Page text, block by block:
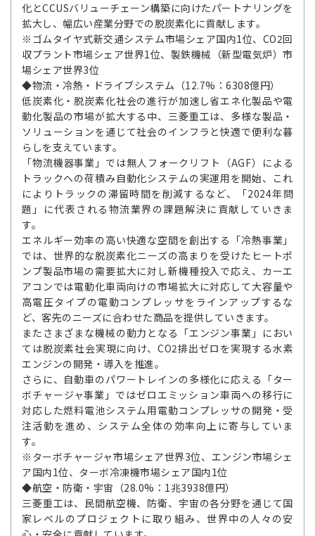
化とCCUSバリューチェーン構築に向けたパートナリングを
拡大し、幅広い産業分野での脱炭素化に貢献します。
※ゴムタイヤ式新交通システム市場シェア国内1位、CO2回
収プラント市場シェア世界1位、製鉄機械（新型電気炉）市
場シェア世界3位
◆物流・冷熱・ドライブシステム（12.7%：6308億円）
低炭素化・脱炭素化社会の進行が加速し省エネ化製品や電
動化製品の市場が拡大する中、三菱重工は、多様な製品・
ソリューションを通じて社会のインフラと快適で便利な暮
らしを支えています。
「物流機器事業」では無人フォークリフト（AGF）による
トラックへの荷積み自動化システムの実運用を開始、これ
によりトラックの滞留時間を削減するなど、「2024年問
題」に代表される物流業界の課題解決に貢献していきま
す。
エネルギー効率の高い快適な空間を創出する「冷熱事業」
では、世界的な脱炭素化ニーズの高まりを受けたヒートポ
ンプ製品市場の需要拡大に対し新機種投入で応え、カーエ
アコンでは電動化車両向けの市場拡大に対応して大容量や
高電圧タイプの電動コンプレッサをラインアップするな
ど、客先のニーズに合わせた商品を提供していきます。
またさまざまな機械の動力となる「エンジン事業」におい
ては脱炭素社会実現に向け、CO2排出ゼロを実現する水素
エンジンの開発・導入を推進。
さらに、自動車のパワートレインの多様化に応える「ター
ボチャージャ事業」ではゼロエミッション車両への移行に
対応した燃料電池システム用電動コンプレッサの開発・受
注活動を進め、システム全体の効率向上に寄与していま
す。
※ターボチャージャ市場シェア世界3位、エンジン市場シェ
ア国内1位、ターボ冷凍機市場シェア国内1位
◆航空・防衛・宇宙（28.0%：1兆3938億円）
三菱重工は、民間航空機、防衛、宇宙の各分野を通じて国
家レベルのプロジェクトに取り組み、世界中の人々の安